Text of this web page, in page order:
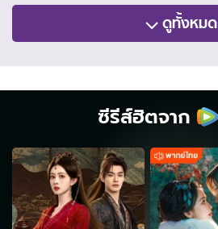
ดูทั้งหมด
ซีรีส์ฮิตจาก